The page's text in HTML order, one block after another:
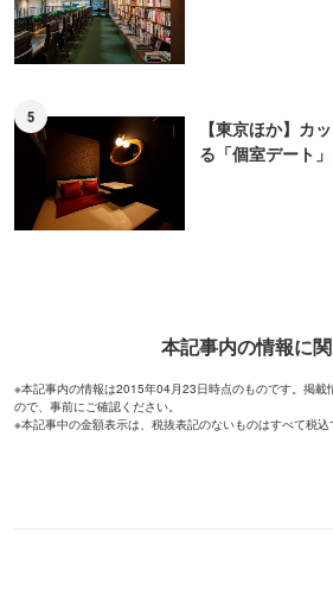
5
【東京ほか】カ
る「個室デート
本記事内の情報に
※本記事内の情報は2015年04月23日時点のものです。掲載
ので、事前にご確認ください。
※本記事中の金額表示は、税抜表記のないものはすべて税込